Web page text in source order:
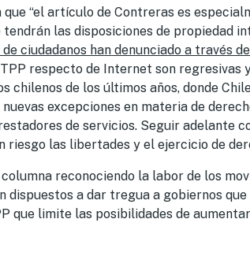
que “el artículo de Contreras es
las disposiciones de propiedad
ciudadanos han denunciado a través
respecto de Internet son regresivas
chilenos de los últimos años, donde
excepciones en materia de
de servicios. Seguir adelante
riesgo las libertades y el ejercicio de
reconociendo la labor de los
dispuestos a dar tregua a gobiernos
que limite las posibilidades de